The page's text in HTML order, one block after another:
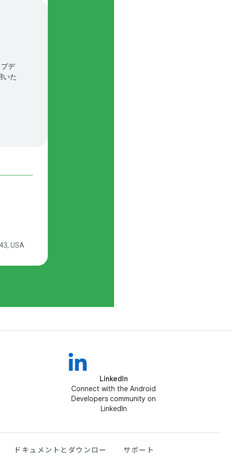
LinkedIn
Connect with the Android
Developers community on
LinkedIn
ドキュメントとダウンロー
サポート